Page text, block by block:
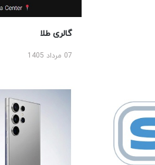
گالری طلا
07 مرداد 1405